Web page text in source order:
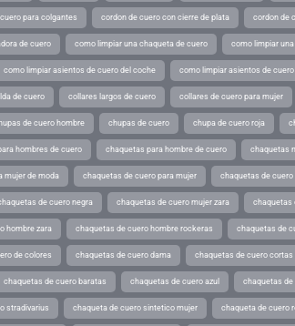
para colgantes cordon de cuero con cierre de plata cordon de
de cuero como limpiar una chaqueta de cuero como limpiar
como limpiar asientos de cuero del coche como limpiar asientos de
de cuero collares largos de cuero collares de cuero para mujer
de cuero hombre chupas de cuero chupa de cuero roja
hombres de cuero chaquetas para hombre de cuero chaquetas
mujer de moda chaquetas de cuero para mujer chaquetas de cuero
de cuero negra chaquetas de cuero mujer zara chaquetas
hombre zara chaquetas de cuero hombre rockeras chaquetas de
de colores chaquetas de cuero dama chaquetas de cuero cortas
chaquetas de cuero baratas chaquetas de cuero azul chaquetas de
stradivarius chaqueta de cuero sintetico mujer chaqueta de cuero